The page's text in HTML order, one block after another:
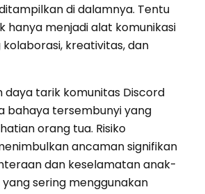
di dalamnya. Tentu
hanya menjadi alat komunikasi
kreativitas, dan
daya tarik komunitas Discord
bahaya tersembunyi yang
orang tua. Risiko
ancaman signifikan
dan keselamatan anak-
sering menggunakan